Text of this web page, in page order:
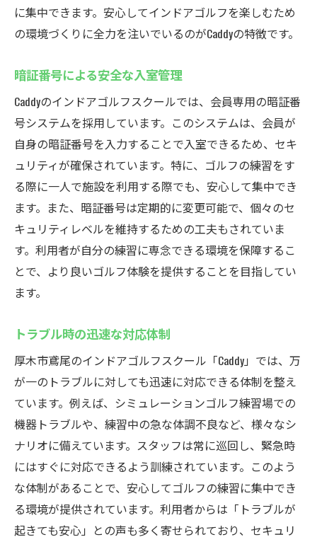
に集中できます。安心してインドアゴルフを楽しむため
の環境づくりに全力を注いでいるのがCaddyの特徴です。
暗証番号による安全な入室管理
Caddyのインドアゴルフスクールでは、会員専用の暗証番
号システムを採用しています。このシステムは、会員が
自身の暗証番号を入力することで入室できるため、セキ
ュリティが確保されています。特に、ゴルフの練習をす
る際に一人で施設を利用する際でも、安心して集中でき
ます。また、暗証番号は定期的に変更可能で、個々のセ
キュリティレベルを維持するための工夫もされていま
す。利用者が自分の練習に専念できる環境を保障するこ
とで、より良いゴルフ体験を提供することを目指してい
ます。
トラブル時の迅速な対応体制
厚木市鳶尾のインドアゴルフスクール「Caddy」では、万
が一のトラブルに対しても迅速に対応できる体制を整え
ています。例えば、シミュレーションゴルフ練習場での
機器トラブルや、練習中の急な体調不良など、様々なシ
ナリオに備えています。スタッフは常に巡回し、緊急時
にはすぐに対応できるよう訓練されています。このよう
な体制があることで、安心してゴルフの練習に集中でき
る環境が提供されています。利用者からは「トラブルが
起きても安心」との声も多く寄せられており、セキュリ